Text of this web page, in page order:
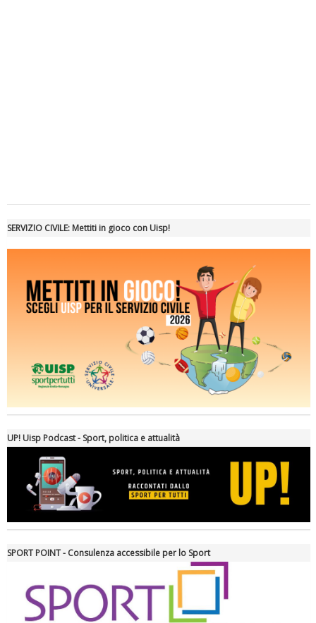
Tiziano Pesce a Radio InBlu2000 traccia il bilancio della stagione
Ddl Lobby, Uisp: “Il Parlamento valorizzi le nostre specificità"
La formazione Uisp rallenta ma prosegue anche in estate
SERVIZIO CIVILE: Mettiti in gioco con Uisp!
UP! Uisp Podcast - Sport, politica e attualità
SPORT POINT - Consulenza accessibile per lo Sport